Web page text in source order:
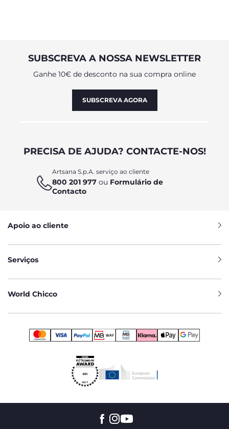
SUBSCREVA A NOSSA NEWSLETTER
Ganhe 10€ de desconto na sua compra online
SUBSCREVA AGORA
PRECISA DE AJUDA? CONTACTE-NOS!
Artsana S.p.A. serviço ao cliente
800 201 977 ou Formulário de
Contacto
Apoio ao cliente
Serviços
World Chicco